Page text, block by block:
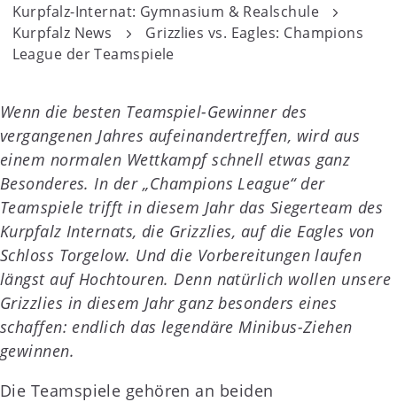
Kurpfalz-Internat: Gymnasium & Realschule
Kurpfalz News
Grizzlies vs. Eagles: Champions
League der Teamspiele
Wenn die besten Teamspiel-Gewinner des
vergangenen Jahres aufeinandertreffen, wird aus
einem normalen Wettkampf schnell etwas ganz
Besonderes. In der „Champions League“ der
Teamspiele trifft in diesem Jahr das Siegerteam des
Kurpfalz Internats, die Grizzlies, auf die Eagles von
Schloss Torgelow. Und die Vorbereitungen laufen
längst auf Hochtouren. Denn natürlich wollen unsere
Grizzlies in diesem Jahr ganz besonders eines
schaffen: endlich das legendäre Minibus-Ziehen
gewinnen.
Die Teamspiele gehören an beiden